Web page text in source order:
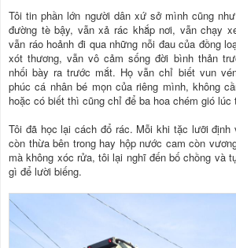
Tôi tin phần lớn người dân xứ sở mình cũng
đường tè bậy, vẫn xả rác khắp nơi, vẫn chạy
vẫn ráo hoảnh đi qua những nỗi đau của đồng
xót thương, vẫn vô cảm sống đời bình thản
nhối bày ra trước mắt. Họ vẫn chỉ biết vun
phúc cá nhân bé mọn của riêng mình, không
hoặc có biết thì cũng chỉ để ba hoa chém gió
Tôi đã học lại cách đổ rác. Mỗi khi tặc lưỡi
còn thừa bên trong hay hộp nước cam còn
mà không xóc rửa, tôi lại nghĩ đến bố chồng và
gì để lười biếng.